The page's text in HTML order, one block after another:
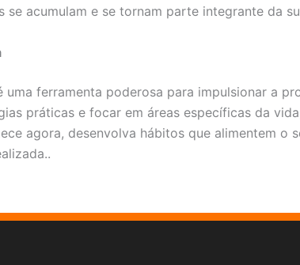
acumulam e se tornam parte integrante da
ferramenta poderosa para impulsionar a
práticas e focar em áreas específicas da
agora, desenvolva hábitos que alimentem o